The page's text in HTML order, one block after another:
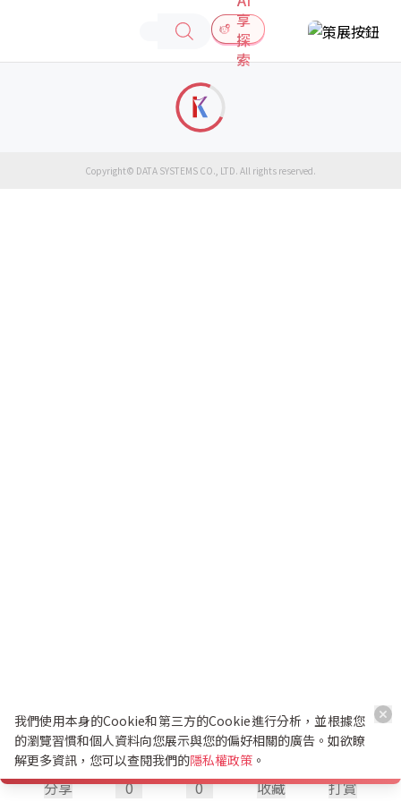
享
探
索
分享 0 0 收藏 打賞
Copyright© DATA SYSTEMS CO., LTD. All rights reserved.
我們使用本身的Cookie和第三方的Cookie進行分析，並根據您
的瀏覽習慣和個人資料向您展示與您的偏好相關的廣告。如欲瞭
解更多資訊，您可以查閱我們的隱私權政策 。